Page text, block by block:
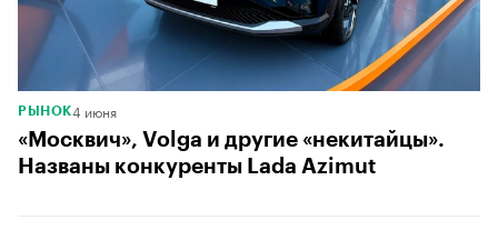
РЫНОК4 июня
«Москвич», Volga и другие «некитайцы».
Названы конкуренты Lada Azimut